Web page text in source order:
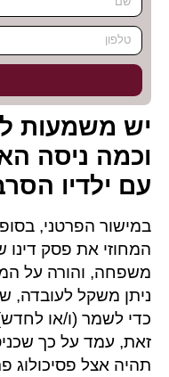
יש משמעות
וכמה ניסה
עם ילדיו
במישור הפרטני,
המחוזי את פסק דינו
משפחה, והורה על
ניתן משקל לעובדה,
כדי לשמר (ו/או
זאת, עמד על כך
תהיה אצל פסיכולוג